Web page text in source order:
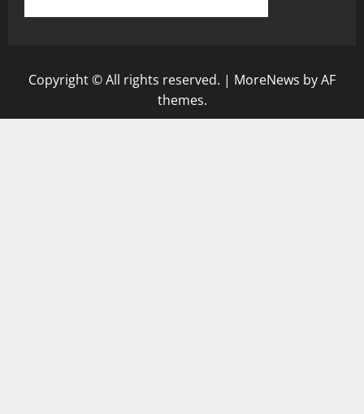
Copyright © All rights reserved. | MoreNews by AF
themes.